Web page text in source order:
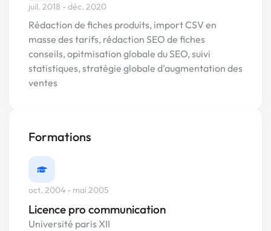
juil. 2018 - déc. 2020
Rédaction de fiches produits, import CSV en
masse des tarifs, rédaction SEO de fiches
conseils, opitmisation globale du SEO, suivi
statistiques, stratégie globale d'augmentation des
ventes
Formations
oct. 2004 - mai 2005
Licence pro communication
Université paris XII